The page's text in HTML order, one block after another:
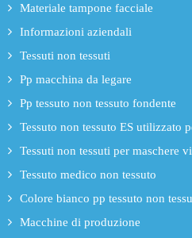
Materiale tampone facciale
Informazioni aziendali
Tessuti non tessuti
Pp macchina da legare
Pp tessuto non tessuto fondente
Tessuto non tessuto ES utilizzato
Tessuti non tessuti per maschere
Tessuto medico non tessuto
Colore bianco pp tessuto non
Macchine di produzione